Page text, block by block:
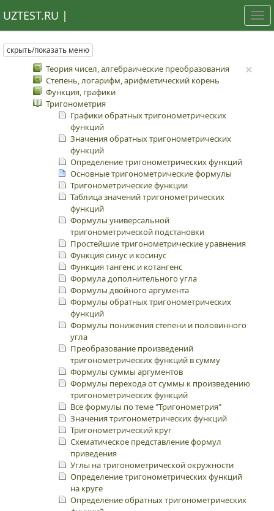
UZTEST.RU |
скрыть/показать меню
×
Теория чисел, алгебраические преобразования
Степень, логарифм, арифметический корень
Функция, графики
Тригонометрия
Графики обратных тригонометрических
функций
Значения обратных тригонометрических
функций
Определение тригонометрических функций
Основные тригонометрические формулы
Тригонометрические функции
Таблица значений тригонометрических
функций
Формулы универсальной
тригонометрической подстановки
Простейшие тригонометрические уравнения
Функция синус и косинус
Функция тангенс и котангенс
Формула дополнительного угла
Формулы двойного аргумента
Формулы обратных тригонометрических
функций
Формулы понижения степени и половинного
угла
Преобразование произведений
тригонометрических функций в сумму
Формулы суммы аргументов
Формулы перехода от суммы к произведению
тригонометрических функций
Все формулы по теме "Тригонометрия"
Значения тригонометрических функций
Тригонометрический круг
Схематическое представление формул
приведения
Углы на тригонометрической окружности
Определение тригонометрических функций
на круге
Определение обратных тригонометрических